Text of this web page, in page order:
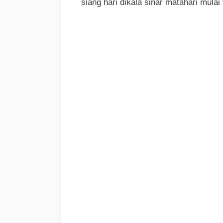
siang hari dikala sinar matahari mulai